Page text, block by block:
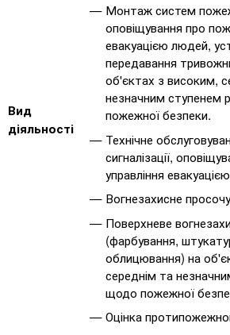
Вид
діяльності
Монтаж систем
оповіщування про
евакуацією людей,
передавання
об'єктах з високим,
незначним ступенем
пожежної безпеки.
Технічне
сигналізації,
управління
Вогнезахисне
Поверхневе
(фарбування,
облицювання) на
середнім та
щодо пожежної
Оцінка